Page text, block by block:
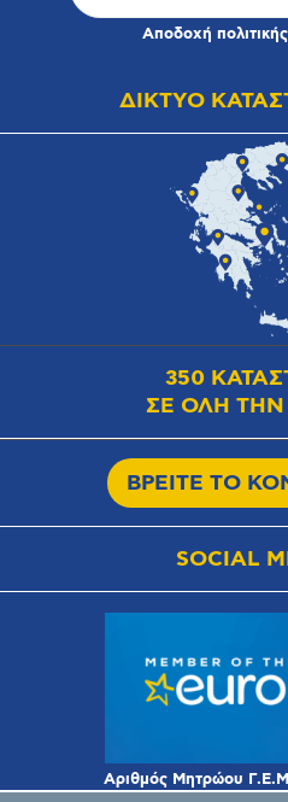
Αποδοχή
ΔΙΚΤΥΟ
350
ΣΕ ΟΛΗ
ΒΡΕΙΤΕ ΤΟ
SOCIAL